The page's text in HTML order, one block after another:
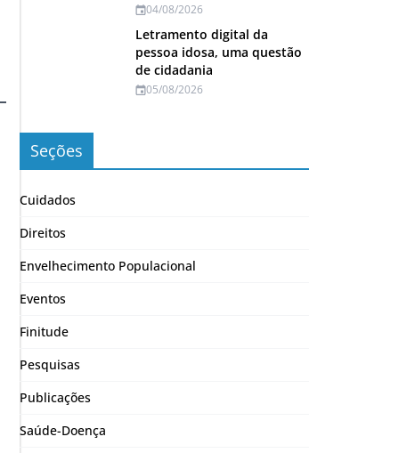
04/08/2026
Letramento digital da
pessoa idosa, uma questão
de cidadania
05/08/2026
Seções
Cuidados
Direitos
Envelhecimento Populacional
Eventos
Finitude
Pesquisas
Publicações
Saúde-Doença